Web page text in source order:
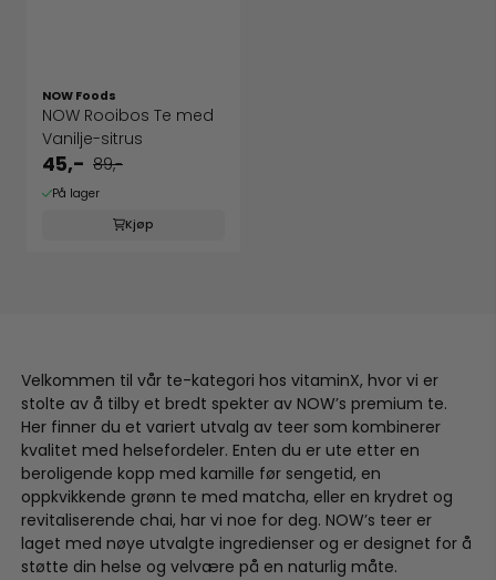
NOW Foods
NOW Rooibos Te med
Vanilje-sitrus
45,- 89,-
På lager
Kjøp
Velkommen til vår te-kategori hos vitaminX, hvor vi er
stolte av å tilby et bredt spekter av NOW’s premium te.
Her finner du et variert utvalg av teer som kombinerer
kvalitet med helsefordeler. Enten du er ute etter en
beroligende kopp med kamille før sengetid, en
oppkvikkende grønn te med matcha, eller en krydret og
revitaliserende chai, har vi noe for deg. NOW’s teer er
laget med nøye utvalgte ingredienser og er designet for å
støtte din helse og velvære på en naturlig måte.